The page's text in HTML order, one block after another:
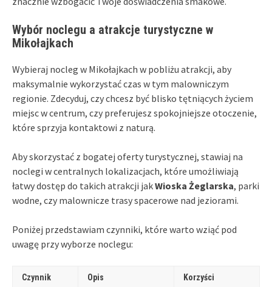
Wybór noclegu a atrakcje turystyczne w
Mikołajkach
Wybieraj nocleg w Mikołajkach w pobliżu atrakcji, aby
maksymalnie wykorzystać czas w tym malowniczym
regionie. Zdecyduj, czy chcesz być blisko tętniących życiem
miejsc w centrum, czy preferujesz spokojniejsze otoczenie,
które sprzyja kontaktowi z naturą.
Aby skorzystać z bogatej oferty turystycznej, stawiaj na
noclegi w centralnych lokalizacjach, które umożliwiają
łatwy dostęp do takich atrakcji jakWioska Żeglarska, parki
wodne, czy malownicze trasy spacerowe nad jeziorami.
Poniżej przedstawiam czynniki, które warto wziąć pod
uwagę przy wyborze noclegu:
Czynnik Opis Korzyści